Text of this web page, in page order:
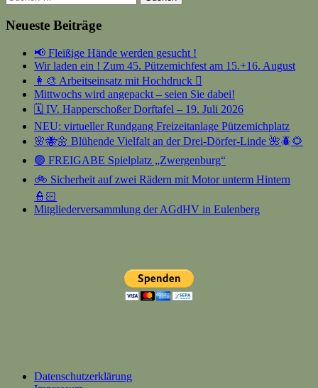
nach:
Neueste Beiträge
📢 Fleißige Hände werden gesucht !
Wir laden ein ! Zum 45. Pützemichfest am 15.+16. August
👩‍🎨 Arbeitseinsatz mit Hochdruck 🫟
Mittwochs wird angepackt – seien Sie dabei!
🗓️ IV. Happerschoßer Dorftafel – 19. Juli 2026
NEU: virtueller Rundgang Freizeitanlage Pützemichplatz
🌸🐝🌼 Blühende Vielfalt an der Drei-Dörfer-Linde 🌺🪲🌻
🟢 FREIGABE Spielplatz „Zwergenburg“
🚲 Sicherheit auf zwei Rädern mit Motor unterm Hintern
👮🏻
Mitgliederversammlung der AGdHV in Eulenberg
Datenschutzerklärung